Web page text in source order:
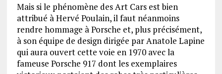
Mais si le phénomène des Art Cars est bien
attribué à Hervé Poulain, il faut néanmoins
rendre hommage à Porsche et, plus précisément,
à son équipe de design dirigée par Anatole Lapine
qui aura ouvert cette voie en 1970 avec la
fameuse Porsche 917 dont les exemplaires